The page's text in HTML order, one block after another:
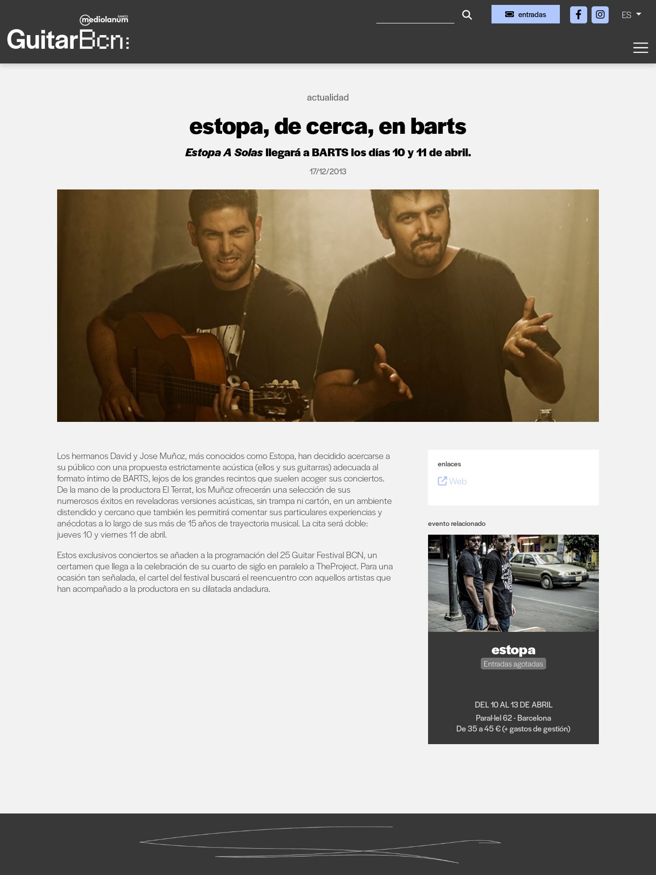
entradas ES
actualidad
estopa, de cerca, en barts
Estopa A Solasllegará a BARTS los días 10 y 11 de abril.
17/12/2013
Los hermanos David y Jose Muñoz, más conocidos como Estopa, han decidido acercarse a
su público con una propuesta estrictamente acústica (ellos y sus guitarras) adecuada al
formato íntimo de BARTS, lejos de los grandes recintos que suelen acoger sus conciertos.
De la mano de la productora El Terrat, los Muñoz ofrecerán una selección de sus
numerosos éxitos en reveladoras versiones acústicas, sin trampa ni cartón, en un ambiente
distendido y cercano que también les permitirá comentar sus particulares experiencias y
anécdotas a lo largo de sus más de 15 años de trayectoria musical. La cita será doble:
jueves 10 y viernes 11 de abril.
Estos exclusivos conciertos se añaden a la programación del 25 Guitar Festival BCN, un
certamen que llega a la celebración de su cuarto de siglo en paralelo a TheProject. Para una
ocasión tan señalada, el cartel del festival buscará el reencuentro con aquellos artistas que
han acompañado a la productora en su dilatada andadura.
enlaces
Web
evento relacionado
estopa
Entradas agotadas
DEL 10 AL 13 DE ABRIL
Paral·lel 62 - Barcelona
De 35 a 45 € (+ gastos de gestión)